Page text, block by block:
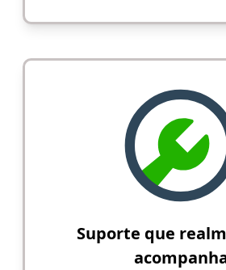
Suporte que